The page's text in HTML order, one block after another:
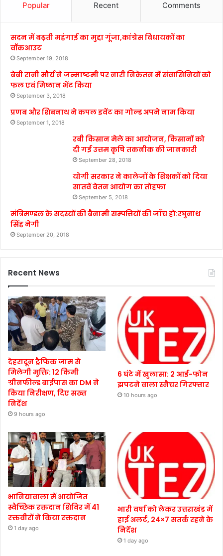
Popular Recent Comments
सदन में बढ़ती महंगाई का मुद्दा गूंजा,कांग्रेस विधायकों का
वॉकआउट
September 19, 2018
बेबी रानी मौर्य ने जन्माष्टमी पर नारी निकेतन में संवासिनियों को
फल एवं मिष्ठान भेंट किया
September 3, 2018
प्रणब और शिबनाथ ने कपल इवेंट का गोल्ड अपने नाम किया
September 1, 2018
रबी किसान मेले का आयोजन, किसानों को
दी गई उत्तम कृषि तकनीक की जानकारी
September 28, 2018
योगी सरकार ने कालेजों के शिक्षकों को दिया
सातवें वेतन आयोग का तोहफा
September 5, 2018
मंत्रिमण्डल के सदस्यों की बैनामी सम्पत्तियों की जाँच हो:रघुनाथ
सिंह नेगी
September 20, 2018
Recent News
देहरादून ट्रैफिक जाम से
मिलेगी मुक्ति: 12 किमी
ग्रीनफील्ड बाईपास का DM ने
किया निरीक्षण, दिए सख्त
निर्देश
9 hours ago
6 घंटे में खुलासा: 2 आई-फोन
झपटने वाला स्नैचर गिरफ्तार
10 hours ago
भानियावाला में आयोजित
स्वैच्छिक रक्तदान शिविर में 41
रक्तवीरों ने किया रक्तदान
1 day ago
भारी वर्षा को लेकर उत्तराखंड में
हाई अलर्ट, 24×7 सतर्क रहने के
निर्देश
1 day ago